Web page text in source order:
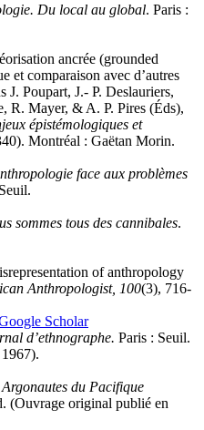
Du local au global. Paris :
ancrée (grounded
et comparaison avec d’autres
J. Poupart, J.- P. Deslauriers,
R. Mayer, & A. P. Pires (Éds),
épistémologiques et
Montréal : Gaëtan Morin.
face aux problèmes
sommes tous des cannibales.
of anthropology
Anthropologist, 100(3), 716-
Scholar
d’ethnographe. Paris : Seuil.
Argonautes du Pacifique
(Ouvrage original publié en